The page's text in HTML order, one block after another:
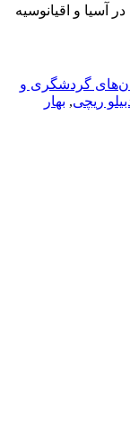
آسیا و اقیانوسیه
گردشگری و
ریچی, بهار